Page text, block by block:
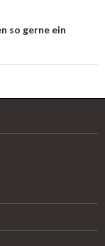
so gerne ein